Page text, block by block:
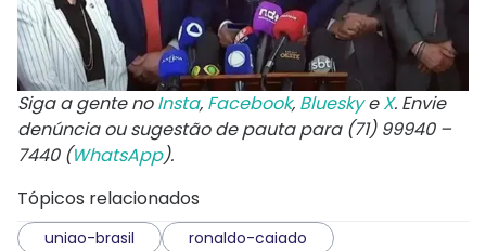
Siga a gente noInsta, Facebook, BlueskyeX. Envie
denúncia ou sugestão de pauta para (71) 99940 –
7440 (WhatsApp).
Tópicos relacionados
uniao-brasil ronaldo-caiado